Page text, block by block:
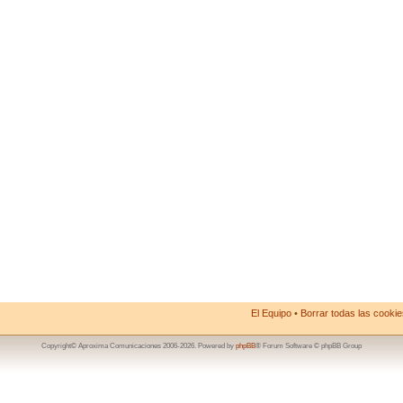
El Equipo • Borrar todas las
Copyright© Aproxima Comunicaciones 2006-2026. Powered by phpBB® Forum Software © phpBB Group